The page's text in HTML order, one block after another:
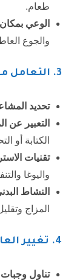
طعام.
الوعي
والجوع
3. التعامل مع المشاعر:
تحديد
التعبير عن
الكتابة أو
تقنيات
واليوغا
النشاط
المزاج
4. تغيير
تناول